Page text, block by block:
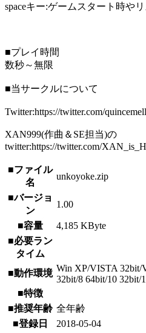
spaceキー:ゲームスタート時や
■プレイ時間
数秒～無限
■当サークルについて
Twitter:https://twitter.com/
XAN999(作曲＆SE担当)の
twitter:https://twitter.com/
■ファイル
名
unkoyoke.zip
■バージョ
ン
1.00
■容量
4,185 KByte
■必要ラン
タイム
■動作環境 Win XP/VISTA 32bit/
32bit/8 64bit/10 32bit/
■特徴
■推奨年齢 全年齢
■登録日
2018-05-04